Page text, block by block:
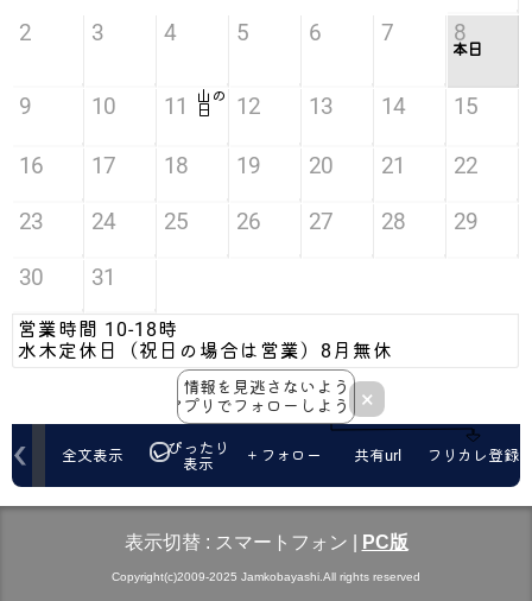
表示切替 : スマートフォン PC版
Copyright(c)2009-2025 Jamkobayashi.All rights reserved